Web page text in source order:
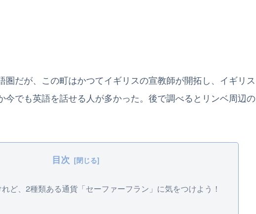
圏だが、この町はかつてイギリスの宣教師が開拓し、イギリス
今でも英語を話せる人が多かった。後で調べるとリンベ周辺の
目次
ど、2種類ある通貨「セーファーフラン」に気をつけよう！